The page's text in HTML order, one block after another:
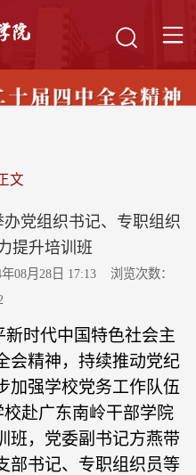
文
党组织书记、专职组织
提升培训班
08月28日 17:13
浏览次数：
时代中国特色社会主
会精神，持续推动党纪
加强学校党务工作队伍
赴广东南岭干部学院
班，党委副书记方燕带
部书记、专职组织员等